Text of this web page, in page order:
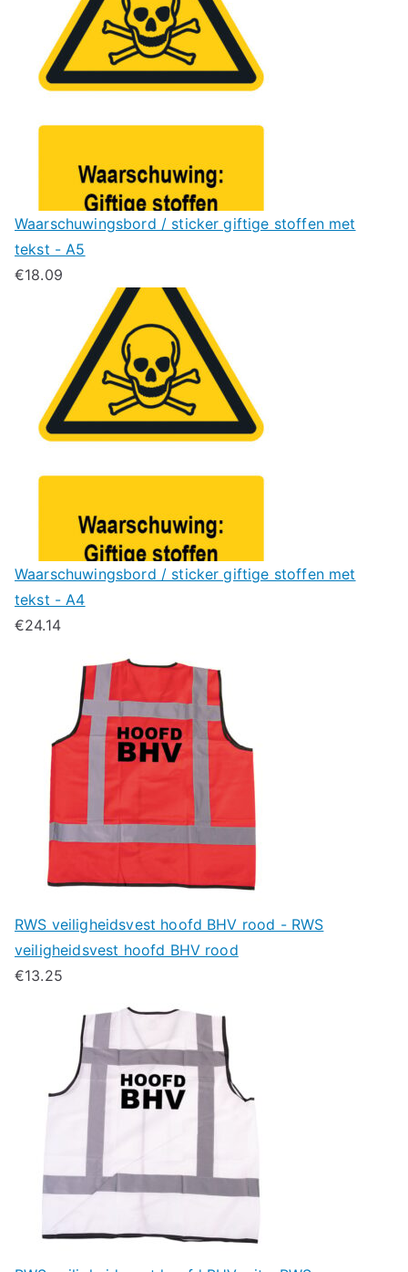
Waarschuwingsbord / sticker giftige stoffen met
tekst - A5
€18.09
Waarschuwingsbord / sticker giftige stoffen met
tekst - A4
€24.14
RWS veiligheidsvest hoofd BHV rood - RWS
veiligheidsvest hoofd BHV rood
€13.25